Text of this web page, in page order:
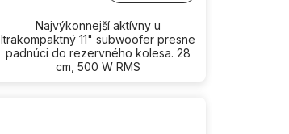
Najvýkonnejší aktívny u
ltrakompaktný 11" subwoofer presne
padnúci do rezervného kolesa. 28
cm, 500 W RMS